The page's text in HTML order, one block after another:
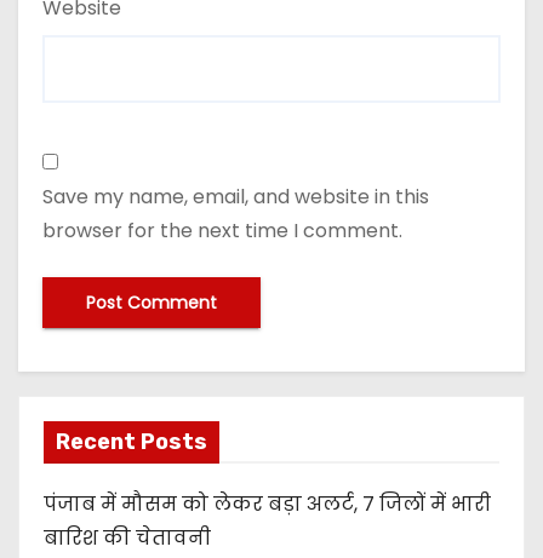
Website
Save my name, email, and website in this
browser for the next time I comment.
Recent Posts
पंजाब में मौसम को लेकर बड़ा अलर्ट, 7 जिलों में भारी
बारिश की चेतावनी